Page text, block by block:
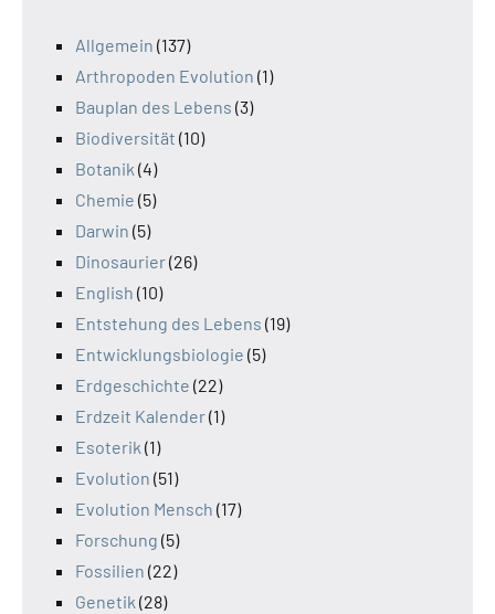
Allgemein (137)
Arthropoden Evolution (1)
Bauplan des Lebens (3)
Biodiversität (10)
Botanik (4)
Chemie (5)
Darwin (5)
Dinosaurier(26)
English (10)
Entstehung des Lebens (19)
Entwicklungsbiologie (5)
Erdgeschichte (22)
Erdzeit Kalender(1)
Esoterik (1)
Evolution (51)
Evolution Mensch (17)
Forschung (5)
Fossilien (22)
Genetik (28)